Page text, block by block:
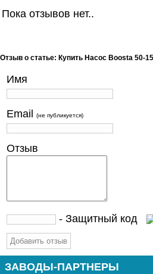
Пока отзывов нет..
Отзыв о статье: Купить Насос Boosta 50-
Имя
Email (не публикуется)
Отзыв
- Защитный код
ЗАВОДЫ-ПАРТНЕРЫ